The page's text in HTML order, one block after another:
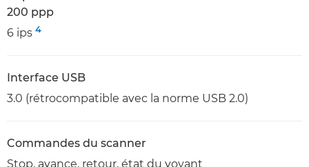
200 ppp
6 ips 4
Interface USB
3.0 (rétrocompatible avec la norme USB 2.0)
Commandes du scanner
Stop, avance, retour, état du voyant